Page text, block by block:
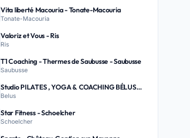
Vita liberté Macouria - Tonate-Macouria
Tonate-Macouria
Valoriz et Vous - Ris
Ris
T1 Coaching - Thermes de Saubusse - Saubusse
Saubusse
Studio PILATES , YOGA & COACHING BÉLUS
PEYREHORADE - Belus
Belus
Star Fitness - Schoelcher
Schoelcher